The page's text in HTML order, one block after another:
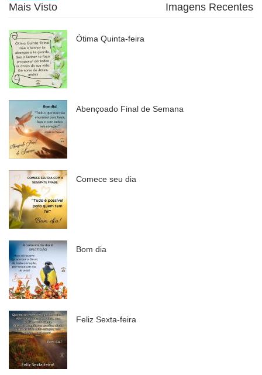
Mais Visto Imagens Recentes
Ótima Quinta-feira
Abençoado Final de Semana
Comece seu dia
Bom dia
Feliz Sexta-feira